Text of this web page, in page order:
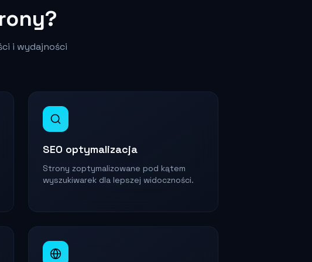
i wydajności
SEO optymalizacja
Strony zoptymalizowane pod kątem
wyszukiwarek dla lepszej widoczności.